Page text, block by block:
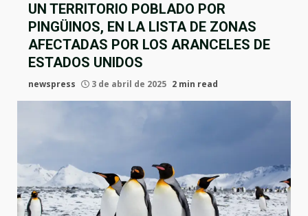
UN TERRITORIO POBLADO POR
PINGÜINOS, EN LA LISTA DE ZONAS
AFECTADAS POR LOS ARANCELES DE
ESTADOS UNIDOS
newspress 3 de abril de 2025 2 min read